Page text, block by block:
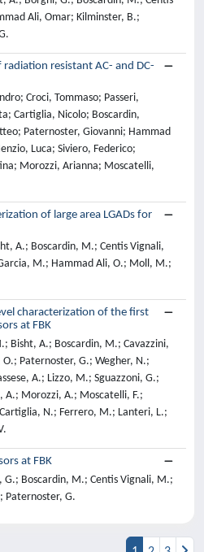
Ali, Omar; Kilminster, B.;
resistant AC- and DC-
Croci, Tommaso; Passeri,
Cartiglia, Nicolo; Boscardin,
Paternoster, Giovanni; Hammad
Luca; Siviero, Federico;
Morozzi, Arianna; Moscatelli,
of large area LGADs for
A.; Boscardin, M.; Centis Vignali,
M.; Hammad Ali, O.; Moll, M.;
characterization of the first
at FBK
Bisht, A.; Boscardin, M.; Cavazzini,
Paternoster, G.; Wegher, N.;
A.; Lizzo, M.; Sguazzoni, G.;
A.; Morozzi, A.; Moscatelli, F.;
N.; Ferrero, M.; Lanteri, L.;
at FBK
G.; Boscardin, M.; Centis Vignali, M.;
Paternoster, G.